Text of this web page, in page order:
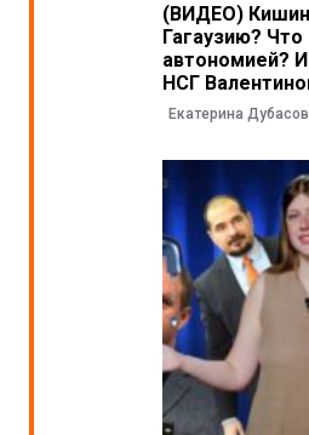
(ВИДЕО)
Гагаузию?
автономией?
НСГ
Екатерина